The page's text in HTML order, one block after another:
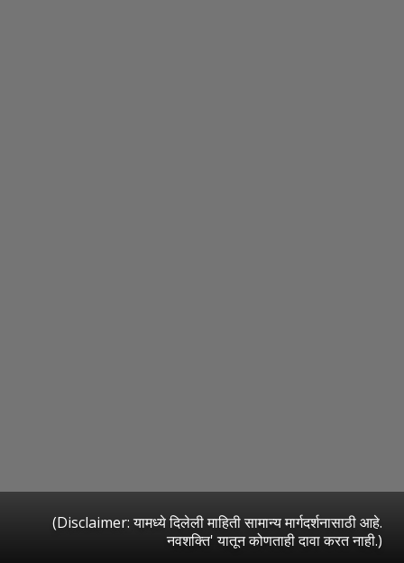
(Disclaimer: यामध्ये दिलेली माहिती सामान्य मार्गदर्शनासाठी आहे.
नवशक्ति' यातून कोणताही दावा करत नाही.)